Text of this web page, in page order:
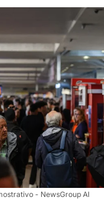
- NewsGroup AI